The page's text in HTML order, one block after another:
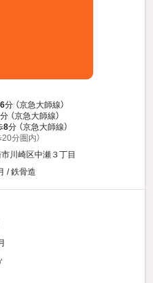
分 （京急大師線）
分 （京急大師線）
8分 （京急大師線）
分圏内）
川崎区中瀬３丁目
/ 鉄骨造